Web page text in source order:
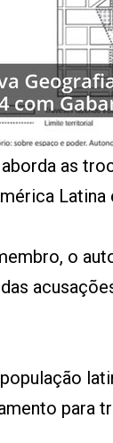
as
Latina
o
para